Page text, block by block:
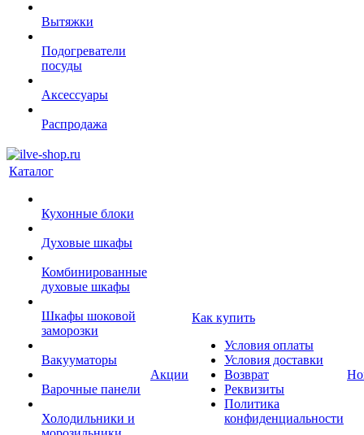
Вытяжки
Подогреватели
посуды
Аксессуары
Распродажа
Каталог
Кухонные блоки
Духовые шкафы
Комбинированные
духовые шкафы
Шкафы шоковой
заморозки
Вакууматоры
Варочные панели
Холодильники и
Акции
Как купить
Условия оплаты
Условия доставки
Возврат
Реквизиты
Политика
конфиденциальности